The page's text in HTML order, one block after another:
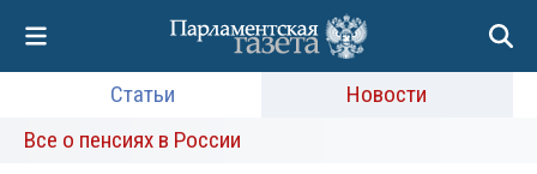
Статьи
Новости
Все о пенсиях в России